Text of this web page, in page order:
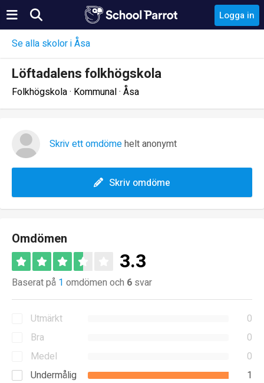
Logga in
Se alla skolor i Åsa
Löftadalens folkhögskola
Folkhögskola · Kommunal · Åsa
Skriv ett omdömehelt anonymt
Skriv omdöme
Omdömen
3.3
Baserat på 1 omdömen och 6 svar
Utmärkt
0
Bra
0
Medel
0
Undermålig
1